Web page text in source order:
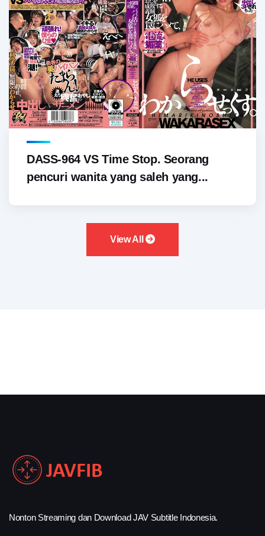
DASS-964 VS Time Stop. Seorang
pencuri wanita yang saleh yang...
View All
Nonton Streaming dan Download JAV Subtitle Indonesia.